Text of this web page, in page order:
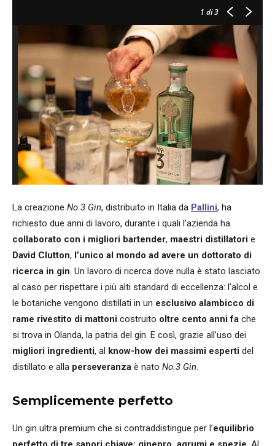
1 di 3
La creazione No.3 Gin, distribuito in Italia da Pallini, ha
richiesto due anni di lavoro, durante i quali l’azienda ha
collaborato con i migliori bartender, maestri distillatori e
David Clutton, l’unico al mondo ad avere un dottorato di
ricerca in gin. Un lavoro di ricerca dove nulla è stato lasciato
al caso per rispettare i più alti standard di eccellenza: l’alcol e
le botaniche vengono distillati in un esclusivo alambicco di
rame rivestito di mattoni costruito oltre cento anni fa che
si trova in Olanda, la patria del gin. E così, grazie all’uso dei
migliori ingredienti, al know-how dei massimi esperti del
distillato e alla perseveranza è nato No.3 Gin.
Semplicemente perfetto
Un gin ultra premium che si contraddistingue per l’equilibrio